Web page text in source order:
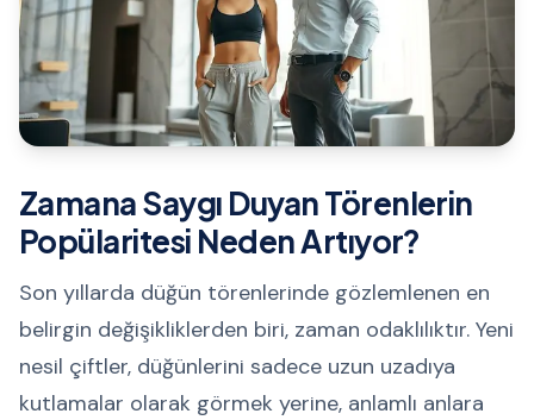
Zamana Saygı Duyan Törenlerin
Popülaritesi Neden Artıyor?
Son yıllarda düğün törenlerinde gözlemlenen en
belirgin değişikliklerden biri, zaman odaklılıktır. Yeni
nesil çiftler, düğünlerini sadece uzun uzadıya
kutlamalar olarak görmek yerine, anlamlı anlara